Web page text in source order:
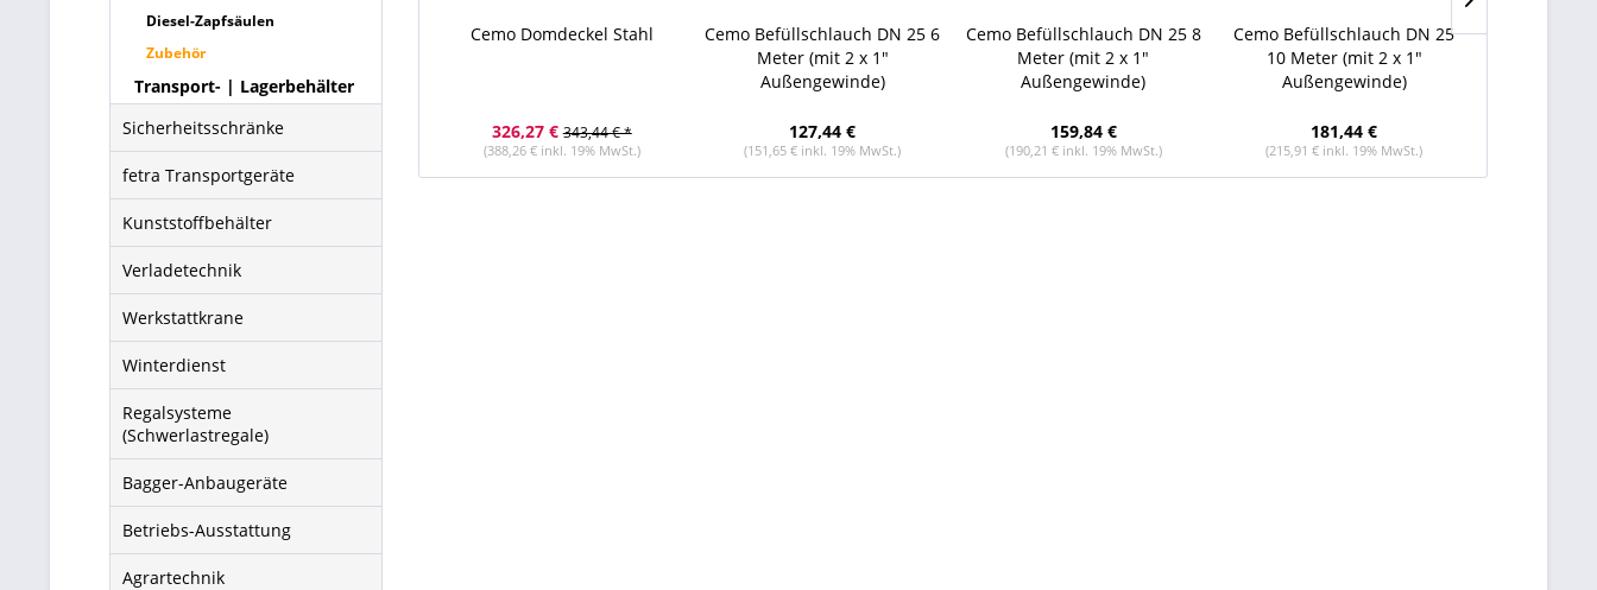
Diesel-Zapfsäulen
Zubehör
Transport- | Lagerbehälter
Sicherheitsschränke
fetra Transportgeräte
Kunststoffbehälter
Verladetechnik
Werkstattkrane
Winterdienst
Regalsysteme
(Schwerlastregale)
Bagger-Anbaugeräte
Betriebs-Ausstattung
Agrartechnik
Cemo Domdeckel Stahl
326,27 € 343,44 € *
(388,26 € inkl. 19% MwSt.)
Cemo Befüllschlauch DN 25 6
Meter (mit 2 x 1"
Außengewinde)
127,44 €
(151,65 € inkl. 19% MwSt.)
Cemo Befüllschlauch DN 25 8
Meter (mit 2 x 1"
Außengewinde)
159,84 €
(190,21 € inkl. 19% MwSt.)
Cemo Befüllschlauch DN 25
10 Meter (mit 2 x 1"
Außengewinde)
181,44 €
(215,91 € inkl. 19% MwSt.)